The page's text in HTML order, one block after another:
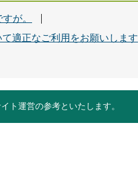
が。
適正なご利用をお願いします
ト運営の参考といたします。